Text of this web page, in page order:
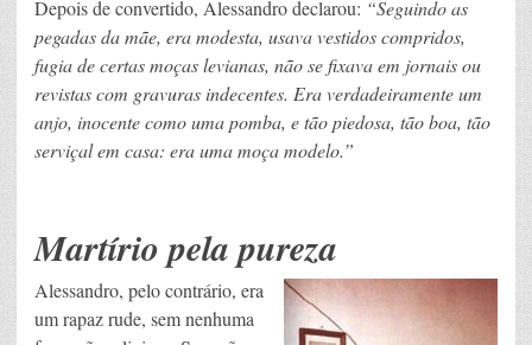
Depois de convertido, Alessandro declarou: “Seguindo as
pegadas da mãe, era modesta, usava vestidos compridos,
fugia de certas moças levianas, não se fixava em jornais ou
revistas com gravuras indecentes. Era verdadeiramente um
anjo, inocente como uma pomba, e tão piedosa, tão boa, tão
serviçal em casa: era uma moça modelo.”
Martírio pela pureza
Alessandro, pelo contrário, era
um rapaz rude, sem nenhuma